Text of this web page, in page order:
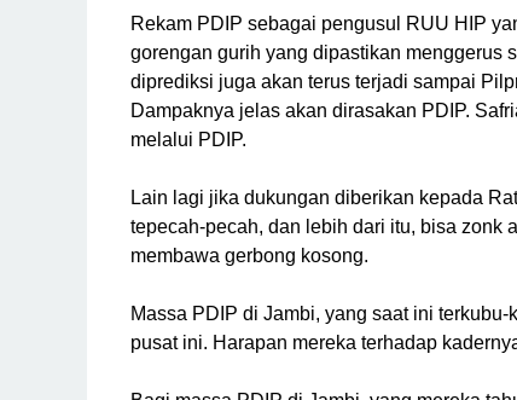
Rekam PDIP sebagai pengusul RUU HIP
gorengan gurih yang dipastikan menggerus
diprediksi juga akan terus terjadi sampai
Dampaknya jelas akan dirasakan PDIP.
melalui PDIP.
Lain lagi jika dukungan diberikan kepada
tepecah-pecah, dan lebih dari itu, bisa zonk
membawa gerbong kosong.
Massa PDIP di Jambi, yang saat ini
pusat ini. Harapan mereka terhadap